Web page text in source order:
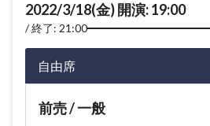
2022/3/18(金) 開演: 19:00
終了: 21:00
自由席
前売 / 一般